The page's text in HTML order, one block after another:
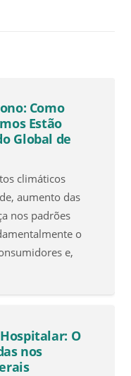
Como
Estão
Global de
climáticos
aumento das
nos padrões
o
e,
O
nos